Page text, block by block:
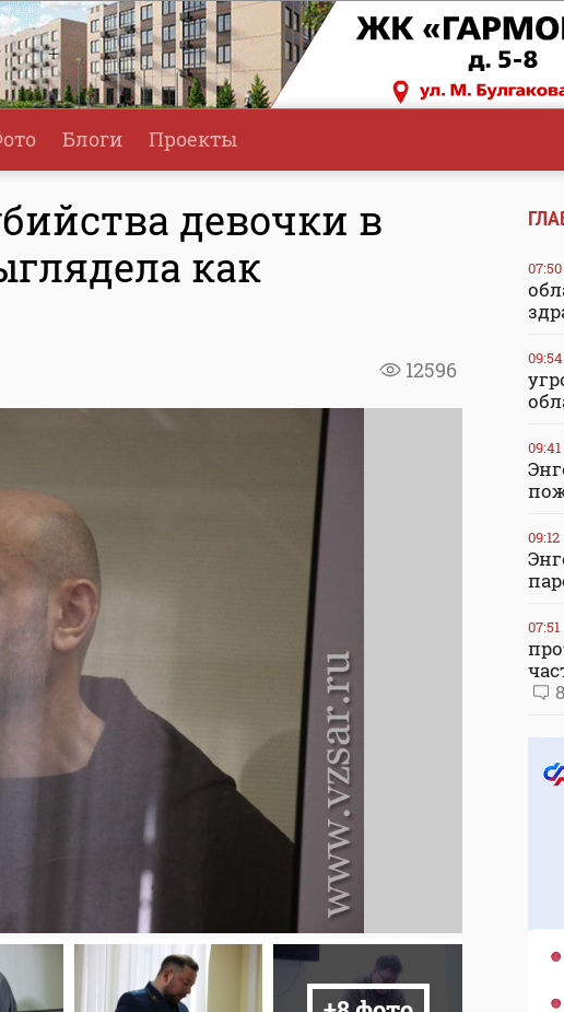
Блоги Проекты
девочки в
как
12596
07:50
09:54
09:41
09:12
07:51
8